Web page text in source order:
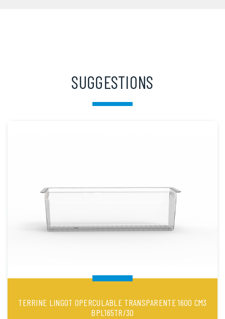
SUGGESTIONS
TERRINE LINGOT OPERCULABLE TRANSPARENTE 1600 CM3
BPL165TR/30